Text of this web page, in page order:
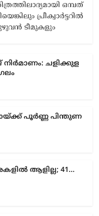
ഒമ്പത്
പ്രീക്വാര്‍ട്ടറില്‍
ടീമുകളും
ച​ളി​ക്കു​ള​
പൂർണ്ണ പിന്തുണ
ആളില്ല; 41…